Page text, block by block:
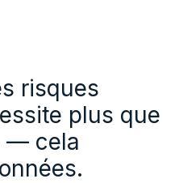
risques
plus que
— cela